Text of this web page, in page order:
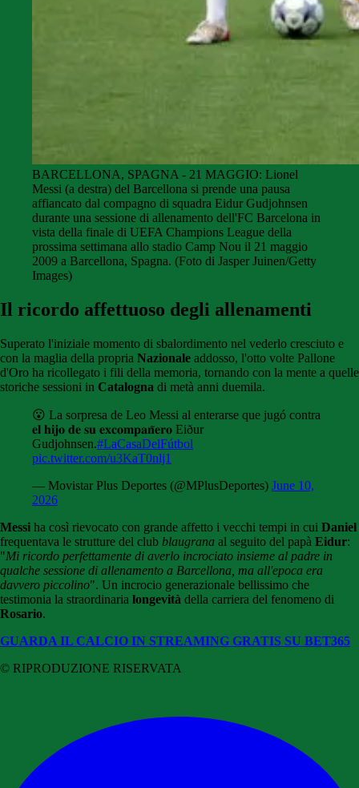
BARCELLONA, SPAGNA - 21 MAGGIO: Lionel
Messi (a destra) del Barcellona si prende una pausa
affiancato dal compagno di squadra Eidur Gudjohnsen
durante una sessione di allenamento dell'FC Barcelona in
vista della finale di UEFA Champions League della
prossima settimana allo stadio Camp Nou il 21 maggio
2009 a Barcellona, Spagna. (Foto di Jasper Juinen/Getty
Images)
Il ricordo affettuoso degli allenamenti
Superato l'iniziale momento di sbalordimento nel vederlo cresciuto e
con la maglia della propria Nazionale addosso, l'otto volte Pallone
d'Oro ha ricollegato i fili della memoria, tornando con la mente a quelle
storiche sessioni in Catalogna di metà anni duemila.
😮 La sorpresa de Leo Messi al enterarse que jugó contra
𝐞𝐥 𝐡𝐢𝐣𝐨 𝐝𝐞 𝐬𝐮 𝐞𝐱𝐜𝐨𝐦𝐩𝐚𝐧̃𝐞𝐫𝐨 Eiður
Gudjohnsen.#LaCasaDelFútbol
pic.twitter.com/u3KaT0nlj1
— Movistar Plus Deportes (@MPlusDeportes) June 10,
2026
Messi ha così rievocato con grande affetto i vecchi tempi in cui Daniel
frequentava le strutture del club blaugrana al seguito del papà Eidur:
"Mi ricordo perfettamente di averlo incrociato insieme al padre in
qualche sessione di allenamento a Barcellona, ma all'epoca era
davvero piccolino". Un incrocio generazionale bellissimo che
testimonia la straordinaria longevità della carriera del fenomeno di
Rosario.
GUARDA IL CALCIO IN STREAMING GRATIS SU BET365
© RIPRODUZIONE RISERVATA